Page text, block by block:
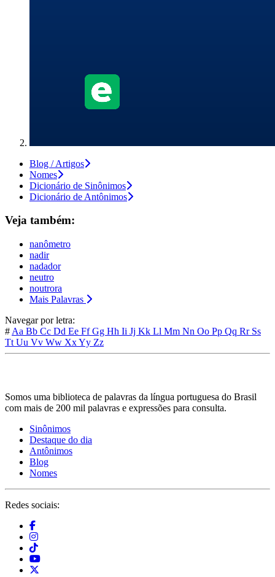
Blog / Artigos
Nomes
Dicionário de Sinônimos
Dicionário de Antônimos
Veja também:
nanômetro
nadir
nadador
neutro
noutrora
Mais Palavras
Navegar por letra:
# Aa Bb Cc Dd Ee FfGg Hh Ii Jj Kk Ll Mm Nn Oo Pp Qq Rr Ss
Tt Uu Vv Ww XxYy Zz
Somos uma biblioteca de palavras da língua portuguesa do Brasil
com mais de 200 mil palavras e expressões para consulta.
Sinônimos
Destaque do dia
Antônimos
Blog
Nomes
Redes sociais: